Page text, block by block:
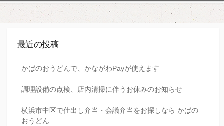
最近の投稿
かばのおうどんで、かながわPayが使えます
調理設備の点検、店内清掃に伴うお休みのお知らせ
横浜市中区で仕出し弁当・会議弁当をお探しなら かばの
おうどん